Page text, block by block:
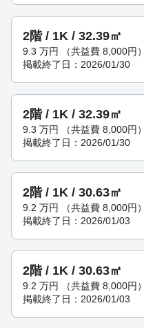
2階 / 1K / 32.39㎡
9.3 万円 （共益費 8,000円）
掲載終了日：2026/01/30
2階 / 1K / 32.39㎡
9.3 万円 （共益費 8,000円）
掲載終了日：2026/01/30
2階 / 1K / 30.63㎡
9.2 万円 （共益費 8,000円）
掲載終了日：2026/01/03
2階 / 1K / 30.63㎡
9.2 万円 （共益費 8,000円）
掲載終了日：2026/01/03